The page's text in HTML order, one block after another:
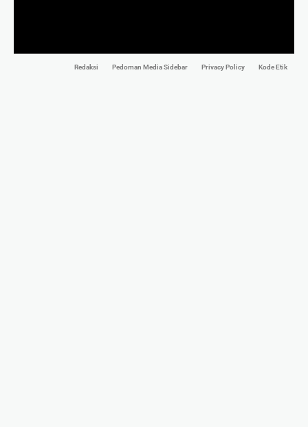
Redaksi Pedoman Media Sidebar Privacy Policy Kode Etik